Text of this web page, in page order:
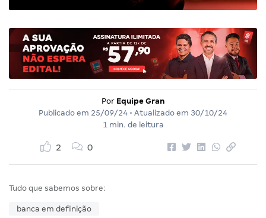
Por Equipe Gran
Publicado em 25/09/24 • Atualizado em 30/10/24
1 min. de leitura
2 0
Tudo que sabemos sobre:
banca em definição